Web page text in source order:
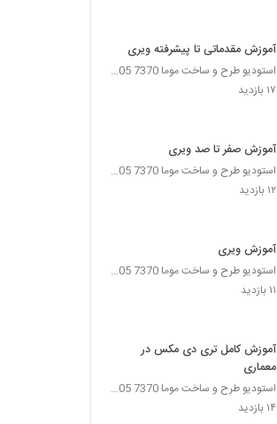
آموزش مقدماتی تا پیشرفته ویری
استودیو طرح و ساخت موما 7370 7105-021
۱۷ بازدید
آموزش صفر تا صد ویری
استودیو طرح و ساخت موما 7370 7105-021
۱۲ بازدید
آموزش ویری
استودیو طرح و ساخت موما 7370 7105-021
۱۱ بازدید
آموزش کامل تری دی مکس در
معماری
استودیو طرح و ساخت موما 7370 7105-021
۱۴ بازدید